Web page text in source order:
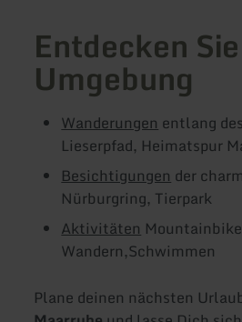
Entdecken
Umgebung
Wanderungen entlang
Lieserpfad, Heimatspur
Besichtigungen der
Nürburgring, Tierpark
Aktivitäten
Wandern,Schwimmen
Plane deinen nächsten